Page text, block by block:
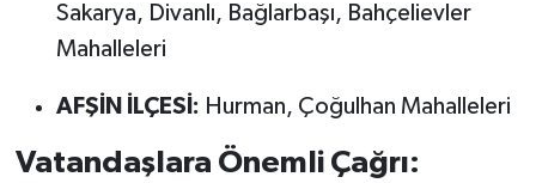
Sakarya, Divanlı, Bağlarbaşı, Bahçelievler
Mahalleleri
AFŞİN İLÇESİ: Hurman, Çoğulhan Mahalleleri
Vatandaşlara Önemli Çağrı: